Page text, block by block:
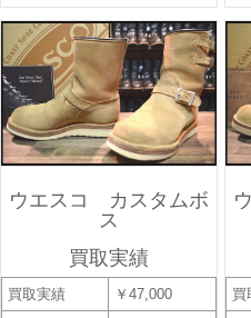
ウエスコ カスタムボ
ス
買取実績
買取実績
￥47,000
買